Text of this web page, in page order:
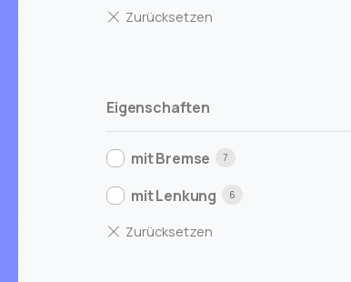
Eigenschaften
mit Bremse 7
mit Lenkung 6